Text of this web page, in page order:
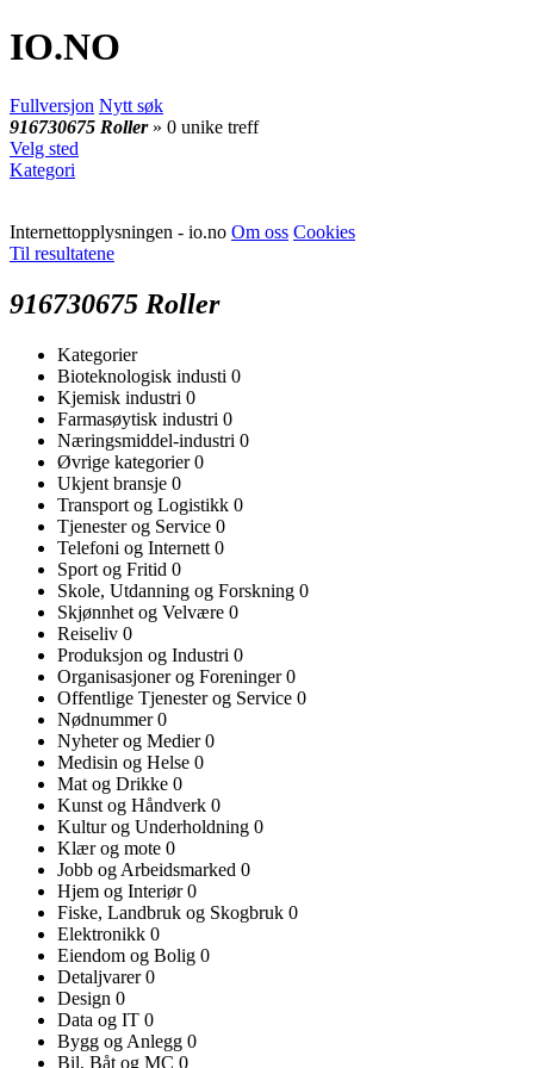
IO.NO
Fullversjon Nytt søk
916730675 Roller » 0 unike treff
Velg sted
Kategori
Internettopplysningen - io.no Om oss Cookies
Til resultatene
916730675 Roller
Kategorier
Bioteknologisk industi 0
Kjemisk industri 0
Farmasøytisk industri 0
Næringsmiddel-industri 0
Øvrige kategorier0
Ukjent bransje 0
Transport og Logistikk 0
Tjenester og Service 0
Telefoni og Internett 0
Sport og Fritid 0
Skole, Utdanning og Forskning 0
Skjønnhet og Velvære 0
Reiseliv 0
Produksjon og Industri 0
Organisasjoner og Foreninger0
Offentlige Tjenester og Service 0
Nødnummer0
Nyheter og Medier0
Medisin og Helse 0
Mat og Drikke 0
Kunst og Håndverk 0
Kultur og Underholdning 0
Klær og mote 0
Jobb og Arbeidsmarked 0
Hjem og Interiør0
Fiske, Landbruk og Skogbruk 0
Elektronikk 0
Eiendom og Bolig 0
Detaljvarer0
Design 0
Data og IT 0
Bygg og Anlegg 0
Bil, Båt og MC 0